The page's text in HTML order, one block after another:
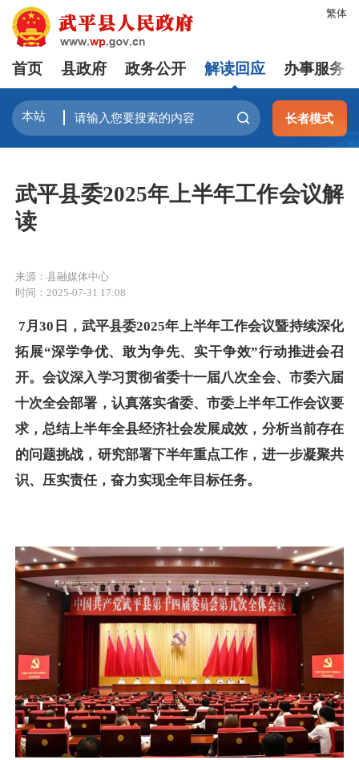
繁体
首页 县政府 政务公开 解读回应 办事服务
长者模式
武平县委2025年上半年工作会议解
读
来源：县融媒体中心
时间：2025-07-31 17:08
7月30日，武平县委2025年上半年工作会议暨持续深化
拓展“深学争优、敢为争先、实干争效”行动推进会召
开。会议深入学习贯彻省委十一届八次全会、市委六届
十次全会部署，认真落实省委、市委上半年工作会议要
求，总结上半年全县经济社会发展成效，分析当前存在
的问题挑战，研究部署下半年重点工作，进一步凝聚共
识、压实责任，奋力实现全年目标任务。